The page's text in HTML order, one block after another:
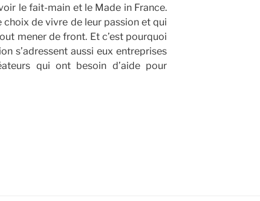
le fait-main et le Made in France.
choix de vivre de leur passion et qui
mener de front. Et c’est pourquoi
s’adressent aussi eux entreprises
qui ont besoin d’aide pour